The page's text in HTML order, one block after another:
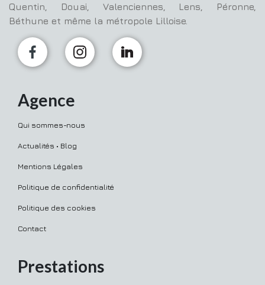
Quentin, Douai, Valenciennes, Lens, Péronne,
Béthune et même la métropole Lilloise.
Agence
Qui sommes-nous
Actualités • Blog
Mentions Légales
Politique de confidentialité
Politique des cookies
Contact
Prestations